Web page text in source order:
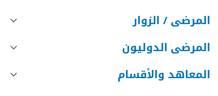
المرضى / الزوار
المرضى الدوليون
المعاهد والأقسام